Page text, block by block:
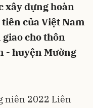
xây dựng hoàn
của Việt Nam
giao cho thôn
- huyện Mường
niên 2022 Liên
Hủy